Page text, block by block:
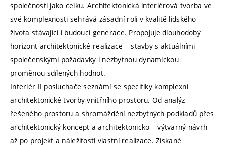
společnosti jako celku. Architektonická interiérová tvorba ve
své komplexnosti sehrává zásadní roli v kvalitě lidského
života stávající i budoucí generace. Propojuje dlouhodobý
horizont architektonické realizace – stavby s aktuálními
společenskými požadavky i nezbytnou dynamickou
proměnou sdílených hodnot.
Interiér II posluchače seznámí se specifiky komplexní
architektonické tvorby vnitřního prostoru. Od analýz
řešeného prostoru a shromáždění nezbytných podkladů přes
architektonický koncept a architektonicko – výtvarný návrh
až po projekt a náležitosti vlastní realizace. Získané